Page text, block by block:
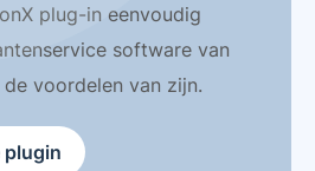
plug-in eenvoudig
software van
voordelen van zijn.
plugin